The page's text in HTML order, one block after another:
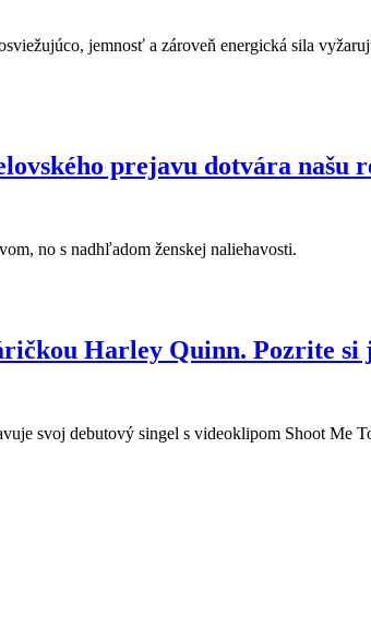
jemnosť a zároveň energická sila
prejavu dotvára našu
no s nadhľadom ženskej naliehavosti.
Harley Quinn. Pozrite
svoj debutový singel s videoklipom Shoot Me